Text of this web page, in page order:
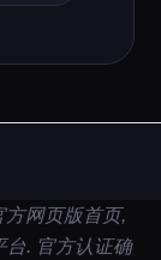
方网页版首页,
台. 官方认证确